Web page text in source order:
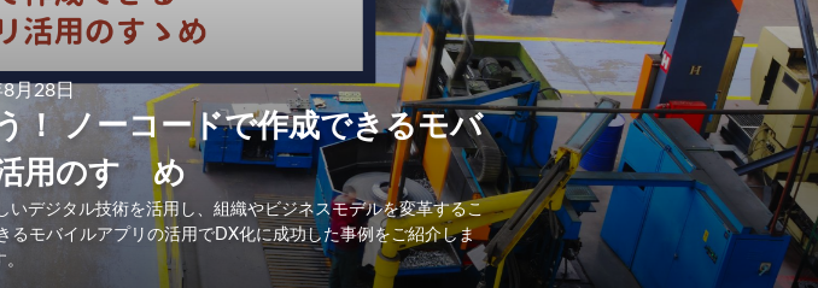
月28日
！ ノーコードで作成できるモバ
用のすゝめ
デジタル技術を活用し、組織やビジネスモデルを変革するこ
モバイルアプリの活用でDX化に成功した事例をご紹介しま
。